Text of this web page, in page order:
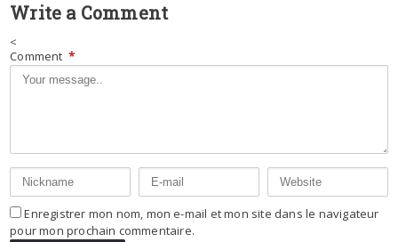
Write a Comment
<
Comment *
Enregistrer mon nom, mon e-mail et mon site dans le navigateur
pour mon prochain commentaire.